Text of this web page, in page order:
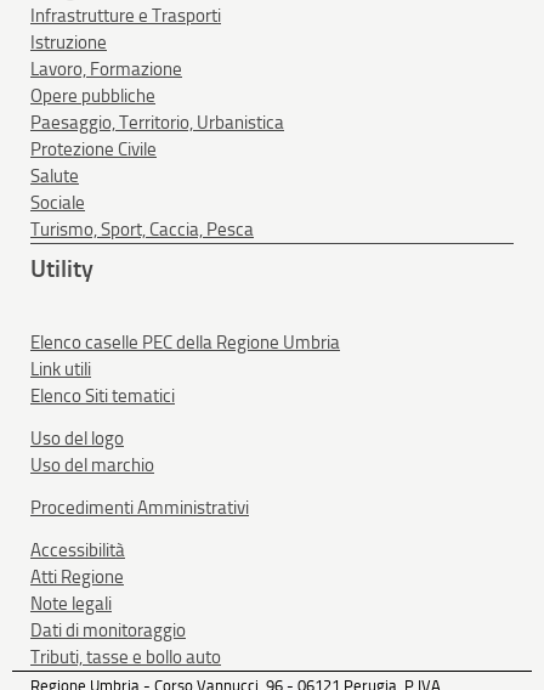
Infrastrutture e Trasporti
Istruzione
Lavoro, Formazione
Opere pubbliche
Paesaggio, Territorio, Urbanistica
Protezione Civile
Salute
Sociale
Turismo, Sport, Caccia, Pesca
Utility
Elenco caselle PEC della Regione Umbria
Link utili
Elenco Siti tematici
Uso del logo
Uso del marchio
Procedimenti Amministrativi
Accessibilità
Atti Regione
Note legali
Dati di monitoraggio
Tributi, tasse e bollo auto
Regione Umbria - Corso Vannucci, 96 - 06121 Perugia, P.IVA